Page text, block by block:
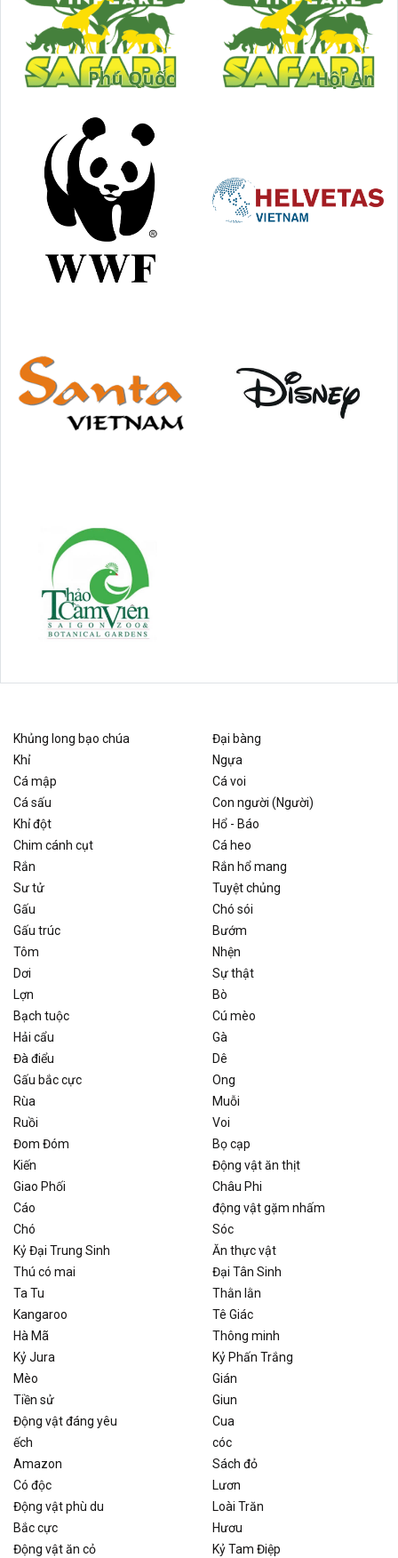
Khủng long bạo chúa
Đại bàng
Khỉ
Ngựa
Cá mập
Cá voi
Cá sấu
Con người (Người)
Khỉ đột
Hổ - Báo
Chim cánh cụt
Cá heo
Rắn
Rắn hổ mang
Sư tử
Tuyệt chủng
Gấu
Chó sói
Gấu trúc
Bướm
Tôm
Nhện
Dơi
Sự thật
Lợn
Bò
Bạch tuộc
Cú mèo
Hải cẩu
Gà
Đà điểu
Dê
Gấu bắc cực
Ong
Rùa
Muỗi
Ruồi
Voi
Đom Đóm
Bọ cạp
Kiến
Động vật ăn thịt
Giao Phối
Châu Phi
Cáo
động vật gặm nhấm
Chó
Sóc
Kỷ Đại Trung Sinh
Ăn thực vật
Thú có mai
Đại Tân Sinh
Ta Tu
Thằn lằn
Kangaroo
Tê Giác
Hà Mã
Thông minh
Kỷ Jura
Kỷ Phấn Trắng
Mèo
Gián
Tiền sử
Giun
Động vật đáng yêu
Cua
ếch
cóc
Amazon
Sách đỏ
Có độc
Lươn
Động vật phù du
Loài Trăn
Bắc cực
Hươu
Động vật ăn cỏ
Kỷ Tam Điệp